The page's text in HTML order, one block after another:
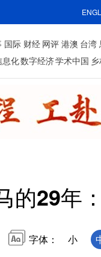
国际 财经 网评 港澳 台湾
息化数字经济学术中国
的29年
字体： 小